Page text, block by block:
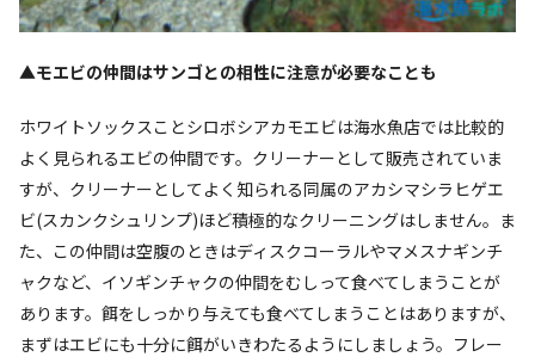
▲モエビの仲間はサンゴとの相性に注意が必要なことも
ホワイトソックスことシロボシアカモエビは海水魚店では比較的
よく見られるエビの仲間です。クリーナーとして販売されていま
すが、クリーナーとしてよく知られる同属のアカシマシラヒゲエ
ビ(スカンクシュリンプ)ほど積極的なクリーニングはしません。ま
た、この仲間は空腹のときはディスクコーラルやマメスナギンチ
ャクなど、イソギンチャクの仲間をむしって食べてしまうことが
あります。餌をしっかり与えても食べてしまうことはありますが、
まずはエビにも十分に餌がいきわたるようにしましょう。フレー